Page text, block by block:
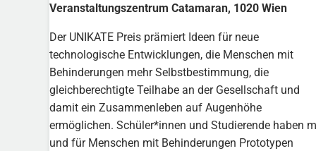
Veranstaltungszentrum Catamaran, 1020 Wien
Der UNIKATE Preis prämiert Ideen für neue
technologische Entwicklungen, die Menschen mit
Behinderungen mehr Selbstbestimmung, die
gleichberechtigte Teilhabe an der Gesellschaft und
damit ein Zusammenleben auf Augenhöhe
ermöglichen. Schüler*innen und Studierende haben
und für Menschen mit Behinderungen Prototypen